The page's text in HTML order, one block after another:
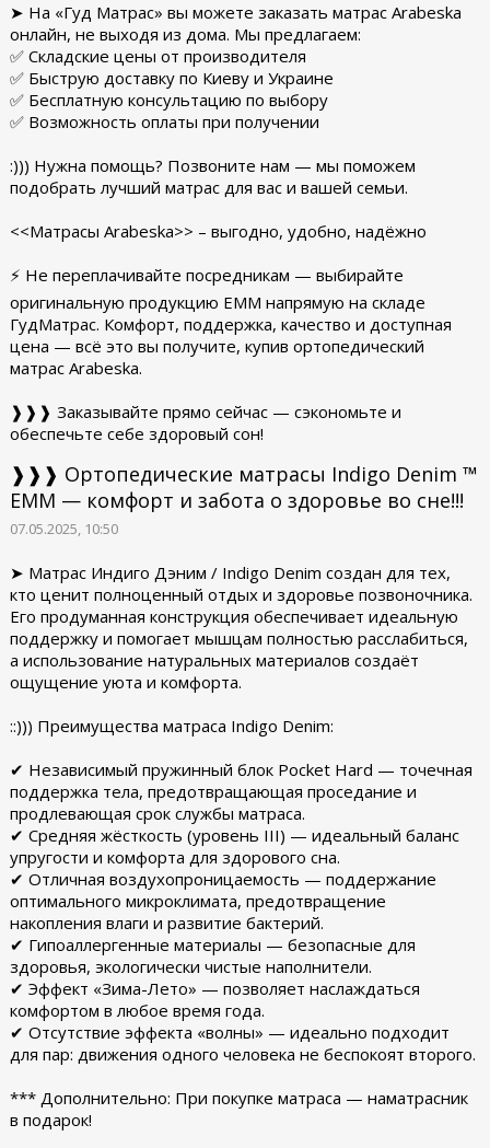
➤ На «Гуд Матрас» вы можете заказать матрас Arabeska
онлайн, не выходя из дома. Мы предлагаем:
✅ Складские цены от производителя
✅ Быструю доставку по Киеву и Украине
✅ Бесплатную консультацию по выбору
✅ Возможность оплаты при получении
:))) Нужна помощь? Позвоните нам — мы поможем
подобрать лучший матрас для вас и вашей семьи.
<<Матрасы Arabeska>> – выгодно, удобно, надёжно
⚡ Не переплачивайте посредникам — выбирайте
оригинальную продукцию ЕММ напрямую на складе
ГудМатрас. Комфорт, поддержка, качество и доступная
цена — всё это вы получите, купив ортопедический
матрас Arabeska.
❱❱❱ Заказывайте прямо сейчас — сэкономьте и
обеспечьте себе здоровый сон!
❱❱❱ Ортопедические матрасы Indigo Denim ™
ЕММ — комфорт и забота о здоровье во сне!!!
07.05.2025, 10:50
➤ Матрас Индиго Дэним / Indigo Denim создан для тех,
кто ценит полноценный отдых и здоровье позвоночника.
Его продуманная конструкция обеспечивает идеальную
поддержку и помогает мышцам полностью расслабиться,
а использование натуральных материалов создаёт
ощущение уюта и комфорта.
::))) Преимущества матраса Indigo Denim:
✔ Независимый пружинный блок Pocket Hard — точечная
поддержка тела, предотвращающая проседание и
продлевающая срок службы матраса.
✔ Средняя жёсткость (уровень III) — идеальный баланс
упругости и комфорта для здорового сна.
✔ Отличная воздухопроницаемость — поддержание
оптимального микроклимата, предотвращение
накопления влаги и развитие бактерий.
✔ Гипоаллергенные материалы — безопасные для
здоровья, экологически чистые наполнители.
✔ Эффект «Зима-Лето» — позволяет наслаждаться
комфортом в любое время года.
✔ Отсутствие эффекта «волны» — идеально подходит
для пар: движения одного человека не беспокоят второго.
*** Дополнительно: При покупке матраса — наматрасник
в подарок!